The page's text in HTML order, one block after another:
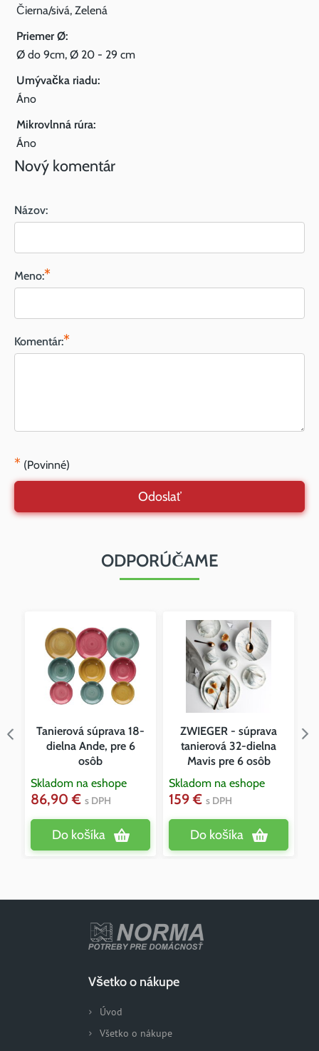
Čierna/sivá, Zelená
Priemer Ø:
Ø do 9cm, Ø 20 - 29 cm
Umývačka riadu:
Áno
Mikrovlnná rúra:
Áno
Nový komentár
Názov:
Meno:*
Komentár:*
* (Povinné)
Odoslať
ODPORÚČAME
Tanierová súprava 18-
dielna Ande, pre 6
osôb
Skladom na eshope
86,90 € s DPH
Do košíka
ZWIEGER - súprava
tanierová 32-dielna
Mavis pre 6 osôb
Skladom na eshope
159 € s DPH
Do košíka
Všetko o nákupe
Úvod
Všetko o nákupe